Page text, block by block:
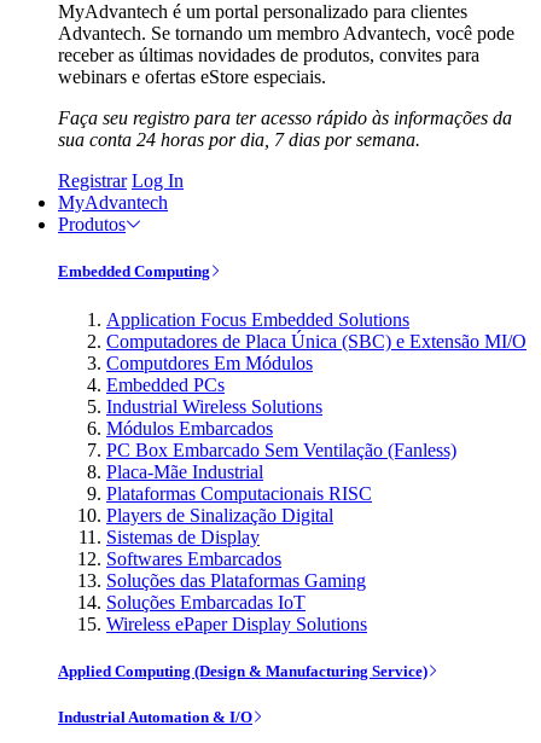
MyAdvantech é um portal personalizado para clientes
Advantech. Se tornando um membro Advantech, você pode
receber as últimas novidades de produtos, convites para
webinars e ofertas eStore especiais.
Faça seu registro para ter acesso rápido às informações da
sua conta 24 horas por dia, 7 dias por semana.
Registrar Log In
MyAdvantech
Produtos
Embedded Computing
Application Focus Embedded Solutions
Computadores de Placa Única (SBC) e Extensão MI/O
Computdores Em Módulos
Embedded PCs
Industrial Wireless Solutions
Módulos Embarcados
PC Box Embarcado Sem Ventilação (Fanless)
Placa-Mãe Industrial
Plataformas Computacionais RISC
Players de Sinalização Digital
Sistemas de Display
Softwares Embarcados
Soluções das Plataformas Gaming
Soluções Embarcadas IoT
Wireless ePaper Display Solutions
Applied Computing (Design & Manufacturing Service)
Industrial Automation & I/O